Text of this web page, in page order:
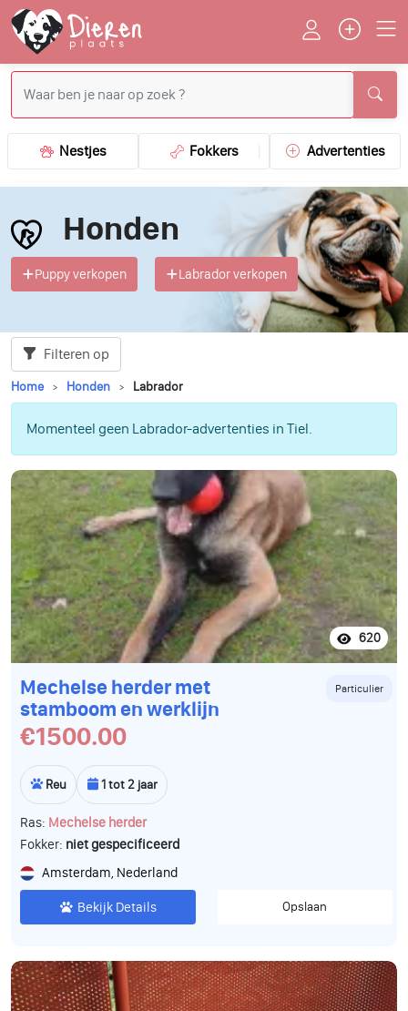
Nestjes Fokkers Advertenties
Honden
Puppy verkopen Labrador verkopen
Filteren op
Home Honden Labrador
Momenteel geen Labrador-advertenties in Tiel.
620
Mechelse herder met
stamboom en werklijn
Particulier
€1500.00
Reu 1 tot 2 jaar
Ras: Mechelse herder
Fokker: niet gespecificeerd
Amsterdam, Nederland
Bekijk Details Opslaan